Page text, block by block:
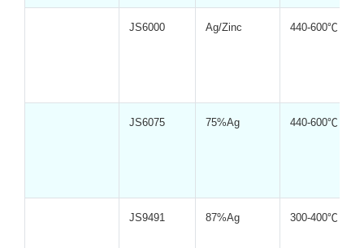
JS6000 Ag/Zinc 440-600℃
JS6075 75%Ag 440-600℃
JS9491 87%Ag 300-400℃